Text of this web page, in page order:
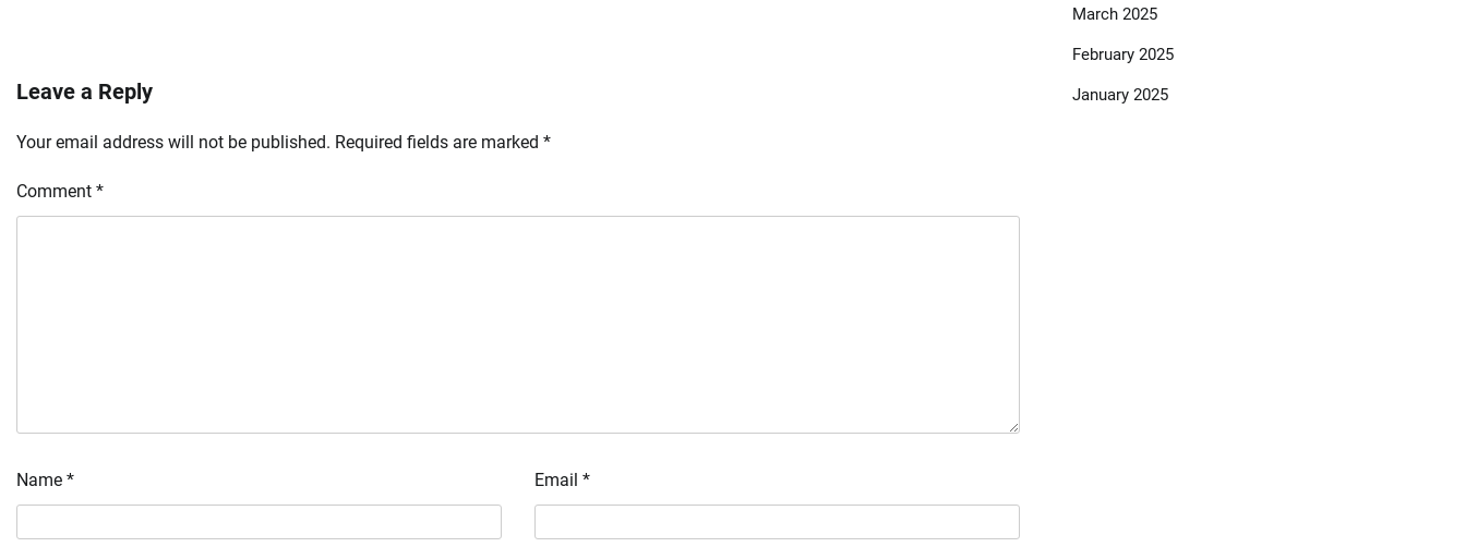
Leave a Reply
Your email address will not be published. Required fields are marked *
Comment *
Name * Email *
March 2025
February 2025
January 2025